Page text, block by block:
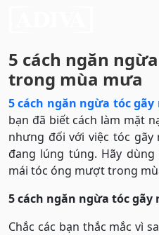
5 cách ngăn
trong mùa mưa
5 cách ngăn ngừa tóc
bạn đã biết cách làm mặt
nhưng đối với việc tóc
đang lúng túng. Hãy
mái tóc óng mượt trong
5 cách ngăn ngừa tóc
Chắc các bạn thắc mắc vì